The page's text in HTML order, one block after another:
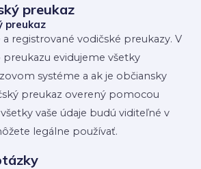
preukaz
preukaz
registrované vodičské preukazy. V
evidujeme všetky
systéme a ak je občiansky
preukaz overený pomocou
vaše údaje budú viditeľné v
legálne používať.